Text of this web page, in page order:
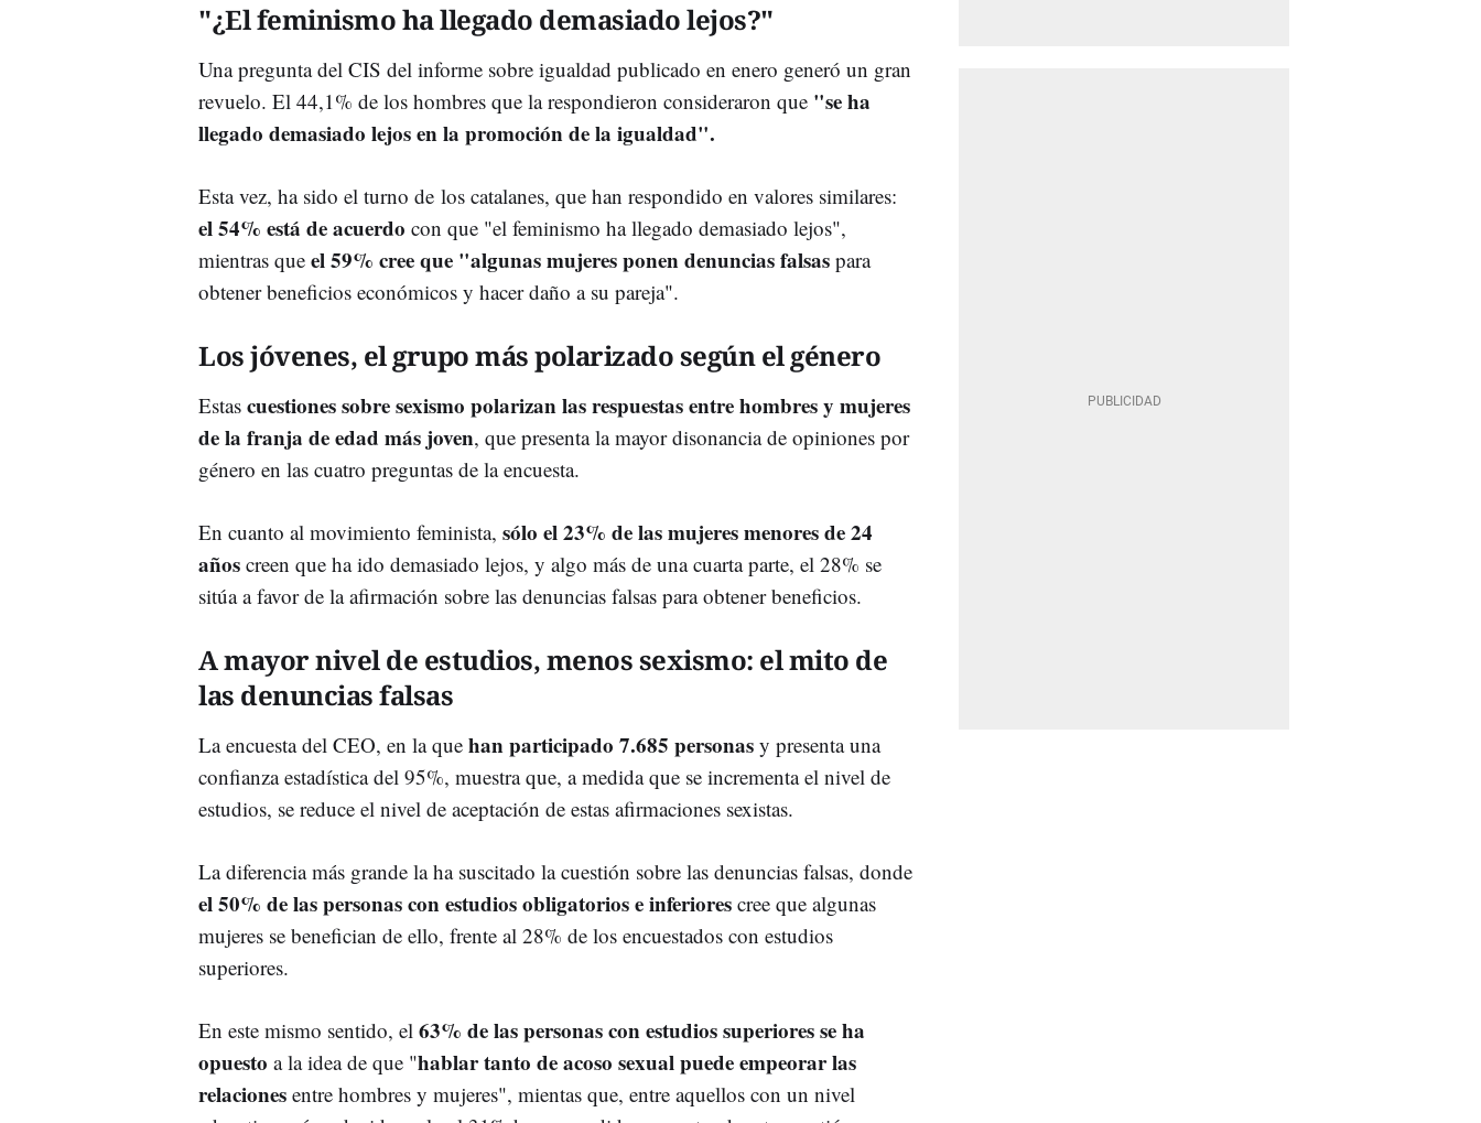
"¿El feminismo ha llegado demasiado lejos?"
Una pregunta del CIS del informe sobre igualdad publicado en enero generó un gran
revuelo. El 44,1% de los hombres que la respondieron consideraron que "se ha
llegado demasiado lejos en la promoción de la igualdad".
Esta vez, ha sido el turno de los catalanes, que han respondido en valores similares:
el 54% está de acuerdo con que "el feminismo ha llegado demasiado lejos",
mientras que el 59% cree que "algunas mujeres ponen denuncias falsas para
obtener beneficios económicos y hacer daño a su pareja".
Los jóvenes, el grupo más polarizado según el género
Estas cuestiones sobre sexismo polarizan las respuestas entre hombres y mujeres
de la franja de edad más joven, que presenta la mayor disonancia de opiniones por
género en las cuatro preguntas de la encuesta.
En cuanto al movimiento feminista, sólo el 23% de las mujeres menores de 24
años creen que ha ido demasiado lejos, y algo más de una cuarta parte, el 28% se
sitúa a favor de la afirmación sobre las denuncias falsas para obtener beneficios.
A mayor nivel de estudios, menos sexismo: el mito de
las denuncias falsas
La encuesta del CEO, en la que han participado 7.685 personas y presenta una
confianza estadística del 95%, muestra que, a medida que se incrementa el nivel de
estudios, se reduce el nivel de aceptación de estas afirmaciones sexistas.
La diferencia más grande la ha suscitado la cuestión sobre las denuncias falsas, donde
el 50% de las personas con estudios obligatorios e inferiores cree que algunas
mujeres se benefician de ello, frente al 28% de los encuestados con estudios
superiores.
En este mismo sentido, el 63% de las personas con estudios superiores se ha
opuesto a la idea de que "hablar tanto de acoso sexual puede empeorar las
relaciones entre hombres y mujeres", mientas que, entre aquellos con un nivel